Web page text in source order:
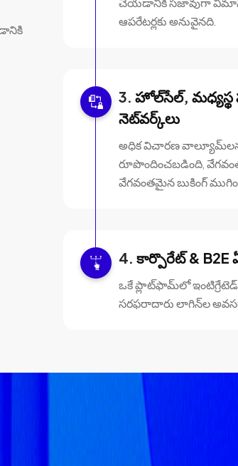
ఆపరేటర్లకు అనువైనది.
హోల్‌సేల్,
నెట్‌వర్క్‌లు
అధిక విచారణ
రూపొందించబడింది,
వేగవంతమైన బుకింగ్
కార్పొరేట్ & B2E
ఒకే ప్లాట్‌ఫామ్‌లో
సరఫరాదారు లాగిన్‌ల